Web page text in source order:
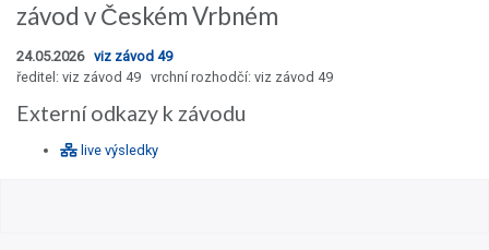
závod v Českém Vrbném
24.05.2026 viz závod 49
ředitel: viz závod 49 vrchní rozhodčí: viz závod 49
Externí odkazy k závodu
live výsledky